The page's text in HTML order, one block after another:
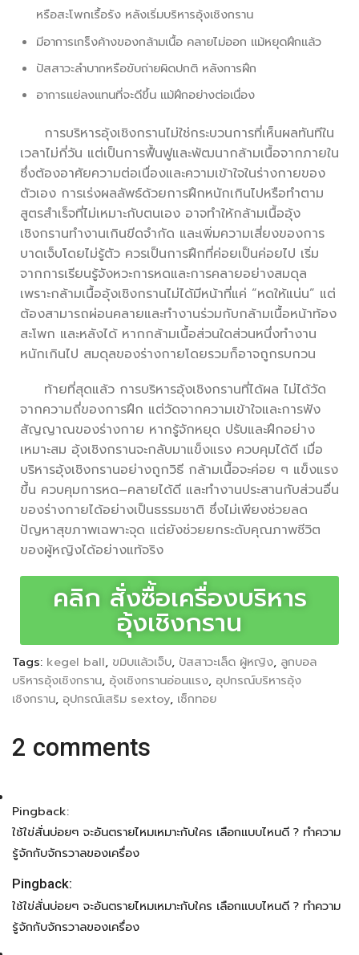
หรือสะโพกเรื้อรัง หลังเริ่มบริหารอุ้งเชิงกราน
มีอาการเกร็งค้างของกล้ามเนื้อ คลายไม่ออก แม้หยุดฝึกแล้ว
ปัสสาวะลำบากหรือขับถ่ายผิดปกติ หลังการฝึก
อาการแย่ลงแทนที่จะดีขึ้น แม้ฝึกอย่างต่อเนื่อง
การบริหารอุ้งเชิงกรานไม่ใช่กระบวนการที่เห็นผลทันทีใน
เวลาไม่กี่วัน แต่เป็นการฟื้นฟูและพัฒนากล้ามเนื้อจากภายใน
ซึ่งต้องอาศัยความต่อเนื่องและความเข้าใจในร่างกายของ
ตัวเอง การเร่งผลลัพธ์ด้วยการฝึกหนักเกินไปหรือทำตาม
สูตรสำเร็จที่ไม่เหมาะกับตนเอง อาจทำให้กล้ามเนื้ออุ้ง
เชิงกรานทำงานเกินขีดจำกัด และเพิ่มความเสี่ยงของการ
บาดเจ็บโดยไม่รู้ตัว ควรเป็นการฝึกที่ค่อยเป็นค่อยไป เริ่ม
จากการเรียนรู้จังหวะการหดและการคลายอย่างสมดุล
เพราะกล้ามเนื้ออุ้งเชิงกรานไม่ได้มีหน้าที่แค่ “หดให้แน่น” แต่
ต้องสามารถผ่อนคลายและทำงานร่วมกับกล้ามเนื้อหน้าท้อง
สะโพก และหลังได้ หากกล้ามเนื้อส่วนใดส่วนหนึ่งทำงาน
หนักเกินไป สมดุลของร่างกายโดยรวมก็อาจถูกรบกวน
ท้ายที่สุดแล้ว การบริหารอุ้งเชิงกรานที่ได้ผล ไม่ได้วัด
จากความถี่ของการฝึก แต่วัดจากความเข้าใจและการฟัง
สัญญาณของร่างกาย หากรู้จักหยุด ปรับและฝึกอย่าง
เหมาะสม อุ้งเชิงกรานจะกลับมาแข็งแรง ควบคุมได้ดี เมื่อ
บริหารอุ้งเชิงกรานอย่างถูกวิธี กล้ามเนื้อจะค่อย ๆ แข็งแรง
ขึ้น ควบคุมการหด–คลายได้ดี และทำงานประสานกับส่วนอื่น
ของร่างกายได้อย่างเป็นธรรมชาติ ซึ่งไม่เพียงช่วยลด
ปัญหาสุขภาพเฉพาะจุด แต่ยังช่วยยกระดับคุณภาพชีวิต
ของผู้หญิงได้อย่างแท้จริง
คลิก สั่งซื้อเครื่องบริหาร
อุ้งเชิงกราน
Tags: kegel ball, ขมิบแล้วเจ็บ, ปัสสาวะเล็ด ผู้หญิง, ลูกบอล
บริหารอุ้งเชิงกราน, อุ้งเชิงกรานอ่อนแรง, อุปกรณ์บริหารอุ้ง
เชิงกราน, อุปกรณ์เสริม sextoy, เซ็กทอย
2 comments
Pingback:
ใช้ใข่สั่นบ่อยๆ จะอันตรายไหมเหมาะกับใคร เลือกแบบไหนดี ? ทำความ
รู้จักกับจักรวาลของเครื่อง
Pingback:
ใช้ใข่สั่นบ่อยๆ จะอันตรายไหมเหมาะกับใคร เลือกแบบไหนดี ? ทำความ
รู้จักกับจักรวาลของเครื่อง